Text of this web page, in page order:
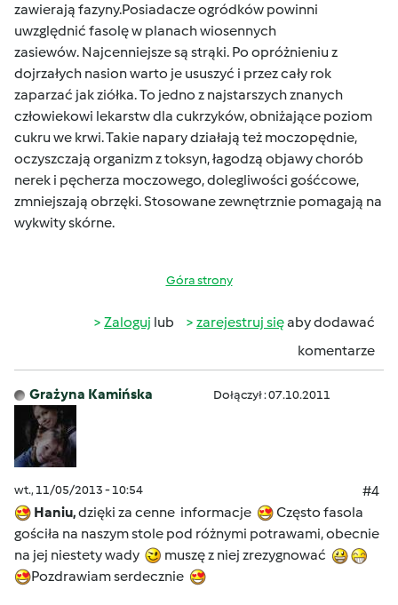
zawierają fazyny.Posiadacze ogródków powinni
uwzględnić fasolę w planach wiosennych
zasiewów. Najcenniejsze są strąki. Po opróżnieniu z
dojrzałych nasion warto je ususzyć i przez cały rok
zaparzać jak ziółka. To jedno z najstarszych znanych
człowiekowi lekarstw dla cukrzyków, obniżające poziom
cukru we krwi. Takie napary działają też moczopędnie,
oczyszczają organizm z toksyn, łagodzą objawy chorób
nerek i pęcherza moczowego, dolegliwości gośćcowe,
zmniejszają obrzęki. Stosowane zewnętrznie pomagają na
wykwity skórne.
Góra strony
Zaloguj lub zarejestruj sięaby dodawać
komentarze
Grażyna Kamińska Dołączył : 07.10.2011
wt., 11/05/2013 - 10:54
#4
Haniu,dzięki za cenne informacje
Często fasola
gościła na naszym stole pod różnymi potrawami, obecnie
na jej niestety wady
muszę z niej zrezygnować
Pozdrawiam serdecznie